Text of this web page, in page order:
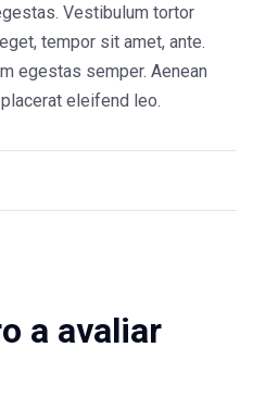
Vestibulum tortor
tempor sit amet, ante.
egestas semper. Aenean
eleifend leo.
a avaliar